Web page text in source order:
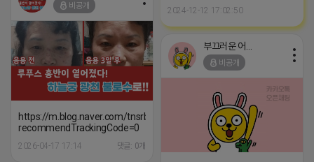
2024-12-12 17:02:50
비공개
https://m.blog.naver.com/tnsrbfkddmsw/223538390640?
recommendTrackingCode=0
2026-04-17 17:14 댓글: 0개
비공개